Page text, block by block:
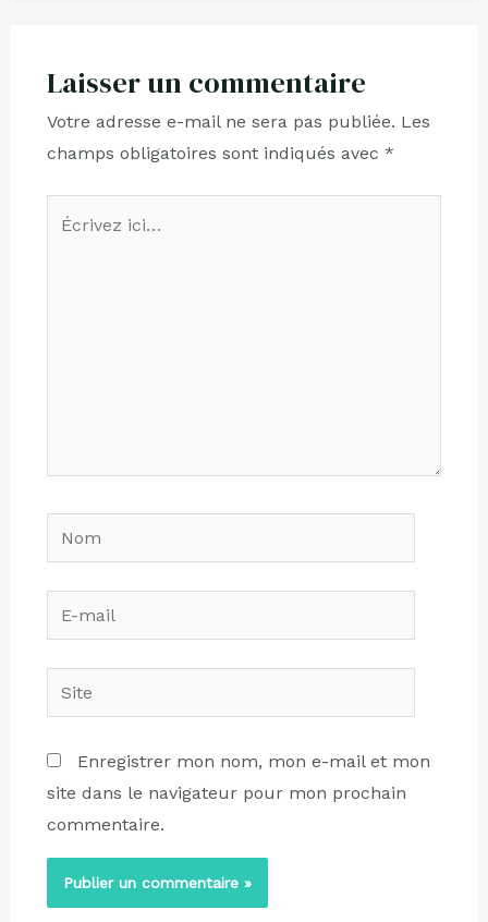
Laisser un commentaire
Votre adresse e-mail ne sera pas publiée. Les
champs obligatoires sont indiqués avec *
Nom
E-
mail
Site
Enregistrer mon nom, mon e-mail et mon
site dans le navigateur pour mon prochain
commentaire.